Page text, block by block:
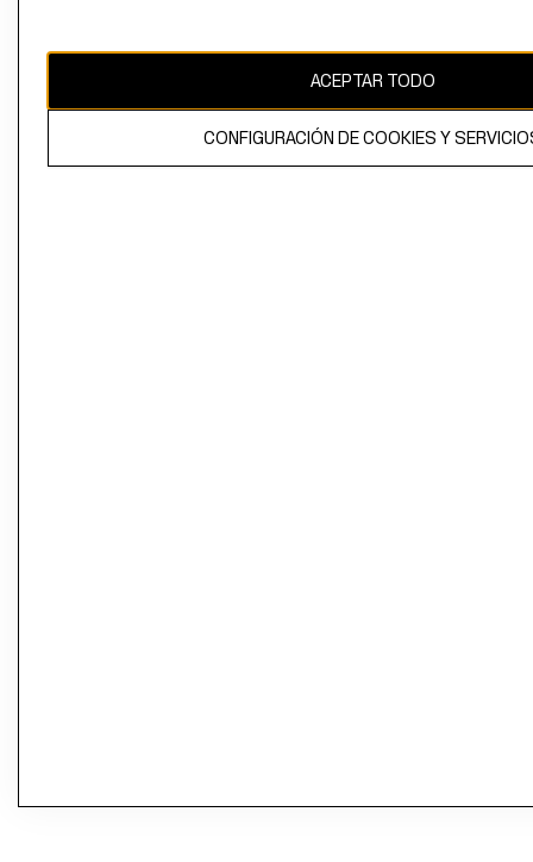
El contenido de esta página web está protegido por copyright y es
ACEPTAR TODO
CONFIGURACIÓN DE COOKIES Y